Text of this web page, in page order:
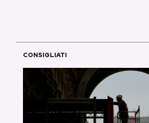
CONSIGLIATI